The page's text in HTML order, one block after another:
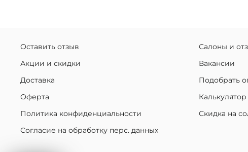
Оставить отзыв
Акции и скидки
Доставка
Оферта
Политика конфиденциальности
Согласие на обработку перс. данных
Салоны и
Вакансии
Подобрать
Скидка на